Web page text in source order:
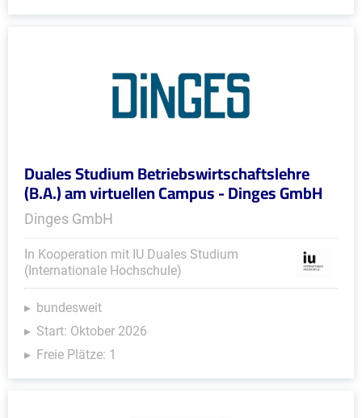
Duales Studium Betriebswirtschaftslehre
(B.A.) am virtuellen Campus - Dinges GmbH
Dinges GmbH
In Kooperation mit IU Duales Studium
(Internationale Hochschule)
bundesweit
Start: Oktober 2026
Freie Plätze: 1